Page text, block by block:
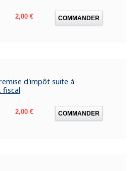
Prix
2,00 € COMMANDER
d'impôt suite à
fiscal
Prix
2,00 € COMMANDER